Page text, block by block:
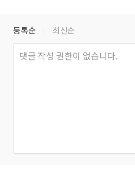
등록순 최신순